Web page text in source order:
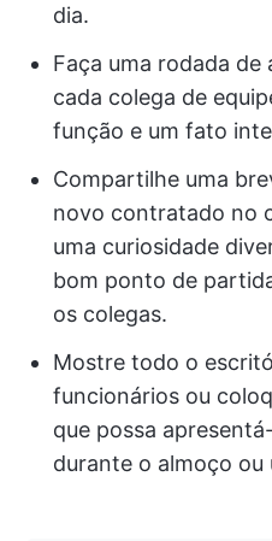
dia.
Faça uma rodada de
cada colega de
função e um fato
Compartilhe uma
novo contratado no
uma curiosidade
bom ponto de
os colegas.
Mostre todo o
funcionários ou
que possa
durante o almoço ou